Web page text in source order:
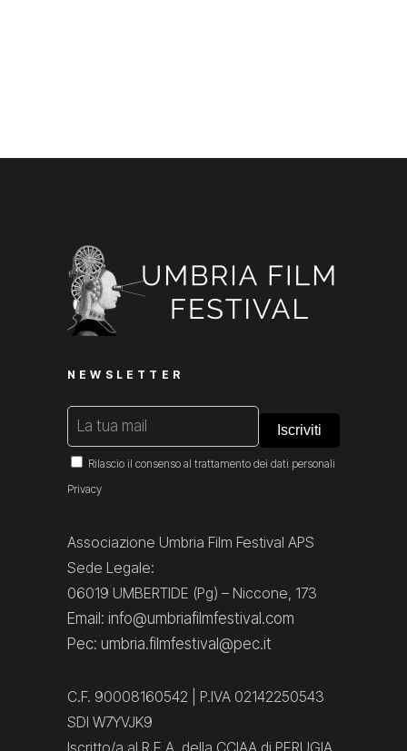
NEWSLETTER
Rilascio il consenso al trattamento dei dati personali
Privacy
Associazione Umbria Film Festival APS
Sede Legale:
06019 UMBERTIDE (Pg) – Niccone, 173
Email: info@umbriafilmfestival.com
Pec: umbria.filmfestival@pec.it
C.F. 90008160542 | P.IVA 02142250543
SDI W7YVJK9
Iscritto/a al R.E.A. della CCIAA di PERUGIA,